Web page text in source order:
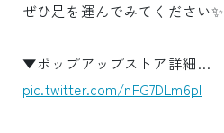
ぜひ足を運んでみてください✨
▼ポップアップストア詳細…
pic.twitter.com/nFG7DLm6pI